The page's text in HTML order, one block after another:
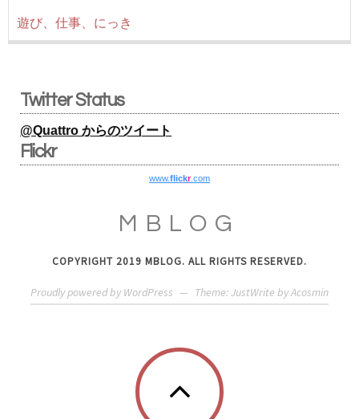
遊び、仕事、にっき
Twitter Status
@Quattro からのツイート
Flickr
www.flickr.com
MBLOG
COPYRIGHT 2019 MBLOG. ALL RIGHTS RESERVED.
Proudly powered by WordPress — Theme: JustWrite byAcosmin